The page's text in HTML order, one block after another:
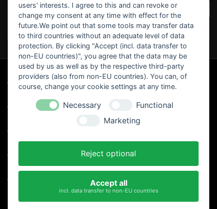
SCHREIBEN SIE IHRE BEWERTUNG
Seien Sie der Erste, der
eine Bewertung schreibt
!
UNSERE SPEZIALANGEBOTE
IHR KONTO 
KONTAKT 
users' interests. I agree to this and can revoke or
change my consent at any time with effect for the
future.We point out that some tools may transfer data
to third countries without an adequate level of data
protection. By clicking "Accept (incl. data transfer to
non-EU countries)", you agree that the data may be
used by us as well as by the respective third-party
providers (also from non-EU countries). You can, of
course, change your cookie settings at any time.
Necessary
Functional
Marketing
Reject optional
Accept all
incl. data transfer to non-EU countries